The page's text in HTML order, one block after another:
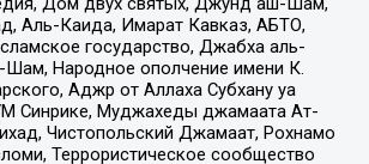
Аль-Каида, Имарат Кавказ, АБТО,
государство, Джабха аль-
Народное ополчение имени К.
Аджр от Аллаха Субхану уа
Синрике, Муджахеды джамаата Ат-
Чистопольский Джамаат, Рохнамо
Террористическое сообщество